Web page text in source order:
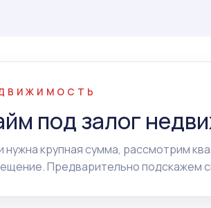
под залог
нужна крупная сумма, рассмотрим
Предварительно подскажем